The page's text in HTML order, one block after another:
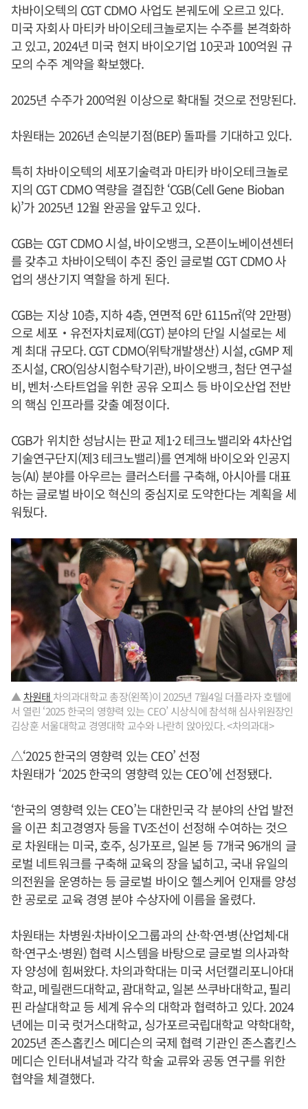
차바이오텍의 CGT CDMO 사업도 본궤도에 오르고 있다.
미국 자회사 마티카 바이오테크놀로지는 수주를 본격화하
고 있고, 2024년 미국 현지 바이오기업 10곳과 100억원 규
모의 수주 계약을 확보했다.
2025년 수주가 200억원 이상으로 확대될 것으로 전망된다.
차원태는 2026년 손익분기점(BEP) 돌파를 기대하고 있다.
특히 차바이오텍의 세포기술력과 마티카 바이오테크놀로
지의 CGT CDMO 역량을 결집한 ‘CGB(Cell Gene Bioban
k)’가 2025년 12월 완공을 앞두고 있다.
CGB는 CGT CDMO 시설, 바이오뱅크, 오픈이노베이션센터
를 갖추고 차바이오텍이 추진 중인 글로벌 CGT CDMO 사
업의 생산기지 역할을 하게 된다.
CGB는 지상 10층, 지하 4층, 연면적 6만 6115㎡(약 2만평)
으로 세포‧유전자치료제(CGT) 분야의 단일 시설로는 세
계 최대 규모다. CGT CDMO(위탁개발생산) 시설, cGMP 제
조시설, CRO(임상시험수탁기관), 바이오뱅크, 첨단 연구설
비, 벤처·스타트업을 위한 공유 오피스 등 바이오산업 전반
의 핵심 인프라를 갖출 예정이다.
CGB가 위치한 성남시는 판교 제1·2 테크노밸리와 4차산업
기술연구단지(제3 테크노밸리)를 연계해 바이오와 인공지
능(AI) 분야를 아우르는 클러스터를 구축해, 아시아를 대표
하는 글로벌 바이오 혁신의 중심지로 도약한다는 계획을 세
워뒀다.
▲차원태 차의과대학교 총장(왼쪽)이 2025년 7월4일 더플라자 호텔에
서 열린 ‘2025 한국의 영향력 있는 CEO’ 시상식에 참석해 심사위원장인
김상훈 서울대학교 경영대학 교수와 나란히 앉아있다. <차의과대>
△‘2025 한국의 영향력 있는 CEO’ 선정
차원태가 ‘2025 한국의 영향력 있는 CEO’에 선정됐다.
‘한국의 영향력 있는 CEO’는 대한민국 각 분야의 산업 발전
을 이끈 최고경영자 등을 TV조선이 선정해 수여하는 것으
로 차원태는 미국, 호주, 싱가포르, 일본 등 7개국 96개의 글
로벌 네트워크를 구축해 교육의 장을 넓히고, 국내 유일의
의전원을 운영하는 등 글로벌 바이오 헬스케어 인재를 양성
한 공로로 교육 경영 분야 수상자에 이름을 올렸다.
차원태는 차병원·차바이오그룹과의 산·학·연·병(산업체·대
학·연구소·병원) 협력 시스템을 바탕으로 글로벌 의사과학
자 양성에 힘써왔다. 차의과학대는 미국 서던캘리포니아대
학교, 메릴랜드대학교, 괌대학교, 일본 쓰쿠바대학교, 필리
핀 라살대학교 등 세계 유수의 대학과 협력하고 있다. 2024
년에는 미국 럿거스대학교, 싱가포르국립대학교 약학대학,
2025년 존스홉킨스 메디슨의 국제 협력 기관인 존스홉킨스
메디슨 인터내셔널과 각각 학술 교류와 공동 연구를 위한
협약을 체결했다.